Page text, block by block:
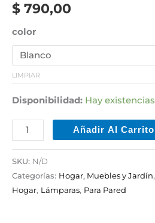
$ 790,00
color
LIMPIAR
Disponibilidad: Hay existencias
Añadir Al Carrito
SKU: N/D
Categorías: Hogar, Muebles y Jardín,
Hogar, Lámparas, Para Pared